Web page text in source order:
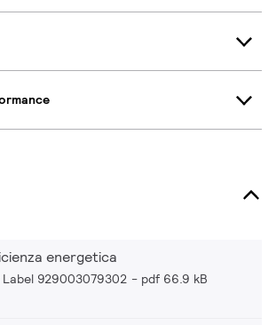
energetica
929003079302 pdf 66.9 kB